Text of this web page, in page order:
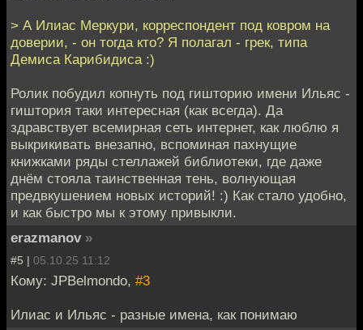
> А Илиас Меркури, корреспондент под ковром на
доверии, - он тогда кто? Я полагал - грек, типа
Демиса Карибидиса :)
Ролик побудил копнуть под гишторию имени Ильяс -
гиштория таки интересная (как всегда). Да
здравствует всемирная сеть интернет, как люблю я
выкрикивать внезапно, вспоминая пахнущие
книжками ряды стеллажей библиотеки, где даже
днём стояла таинственная тень, волнующая
предвкушением новых историй! :) Как стало удобно,
и как быстро мы к этому привыкли.
erazmanov »
#5 | 05.10.25 11:12
Кому: JPBelmondo, #3
Илиас и Ильяс - разные имена, как понимаю